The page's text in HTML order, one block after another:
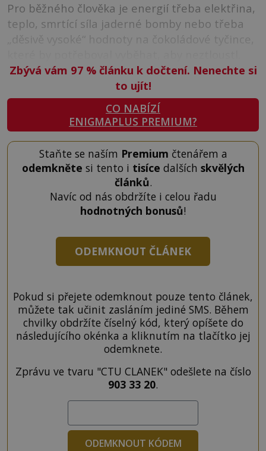
Pro běžného člověka je energií třeba elektřina,
teplo, smrtící síla jaderné bomby nebo třeba
„děsivě vysoké“ hodnoty na čokoládové tyčince,
Zbývá vám 97 %článku k dočtení. Nenechte si
to ujít!
CO NABÍZÍ
ENIGMAPLUS PREMIUM?
Staňte se naším Premium čtenářem a
odemkněte si tento i tisíce dalších skvělých
článků.
Navíc od nás obdržíte i celou řadu
hodnotných bonusů!
ODEMKNOUT ČLÁNEK
Pokud si přejete odemknout pouze tento článek,
můžete tak učinit zasláním jediné SMS. Během
chvilky obdržíte číselný kód, který opíšete do
následujícího okénka a kliknutím na tlačítko jej
odemknete.
Zprávu ve tvaru "CTU CLANEK" odešlete na číslo
903 33 20.
ODEMKNOUT KÓDEM